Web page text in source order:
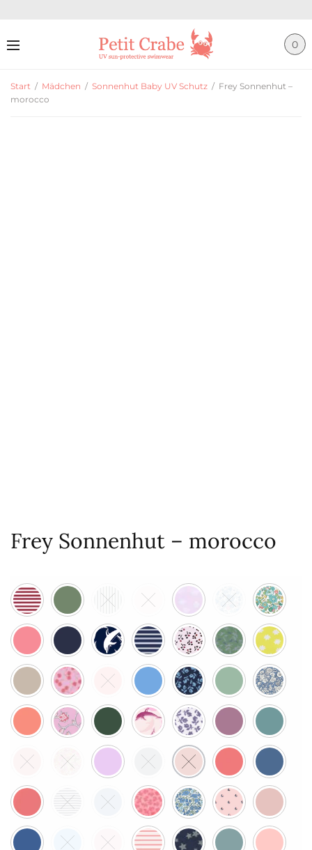
0
Start / Mädchen / Sonnenhut Baby UV Schutz / Frey Sonnenhut –
morocco
Frey Sonnenhut – morocco